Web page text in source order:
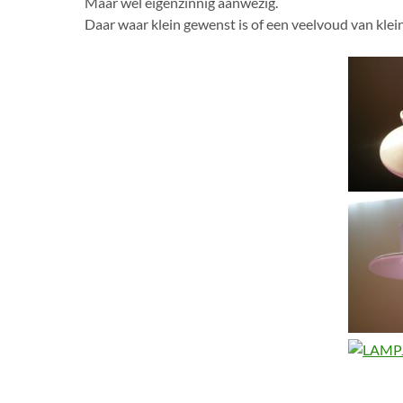
Daar waar klein gewenst is of een veelvoud van